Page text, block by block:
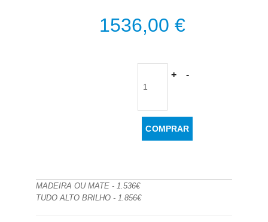
1536,00 €
MADEIRA OU MATE - 1.536€
TUDO ALTO BRILHO - 1.856€